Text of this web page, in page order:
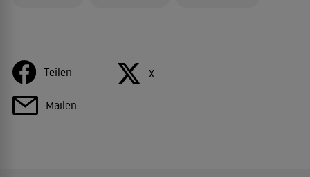
Teilen X
Mailen